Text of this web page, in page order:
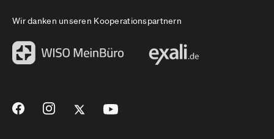
Wir danken unseren Kooperationspartnern